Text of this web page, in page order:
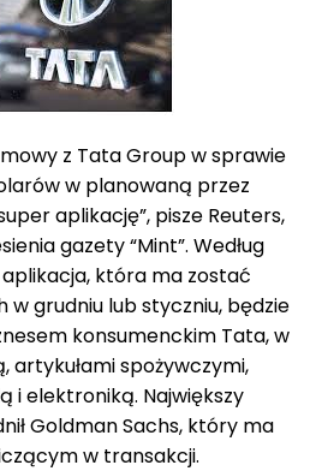
z Tata Group w sprawie
w planowaną przez
aplikację”, pisze Reuters,
gazety “Mint”. Według
która ma zostać
w grudniu lub styczniu, będzie
konsumenckim Tata, w
spożywczymi,
i elektroniką. Największy
Goldman Sachs, który ma
w transakcji.